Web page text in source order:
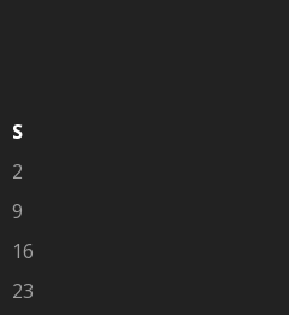
S
2
9
16
23